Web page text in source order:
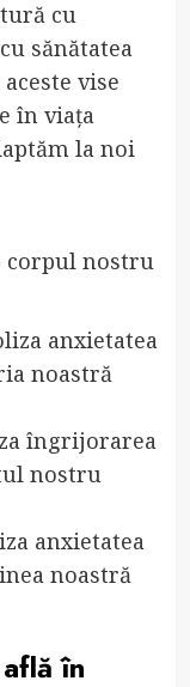
cu
sănătatea
vise
în viața
la noi
corpul nostru
anxietatea
noastră
îngrijorarea
nostru
anxietatea
noastră
în